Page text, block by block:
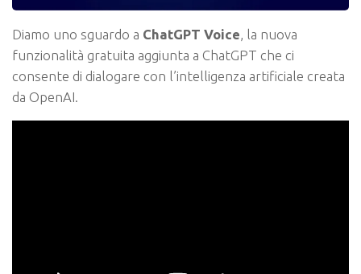
Diamo uno sguardo a ChatGPT Voice , la nuova
funzionalità gratuita aggiunta a ChatGPT che ci
consente di dialogare con l’intelligenza artificiale creata
da OpenAI.